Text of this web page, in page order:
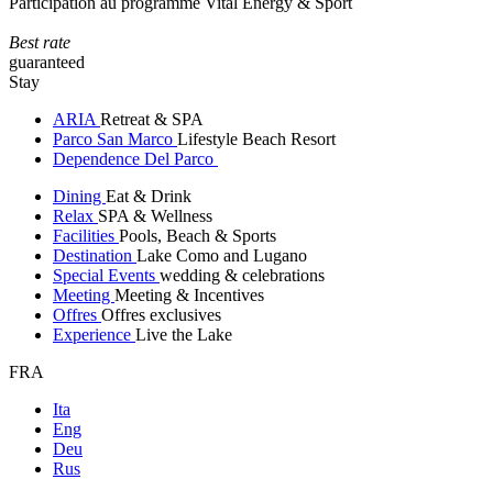
Best rate
guaranteed
Stay
ARIA Retreat & SPA
Parco San Marco Lifestyle Beach Resort
Dependence Del Parco
Dining Eat & Drink
Relax SPA & Wellness
Facilities Pools, Beach & Sports
Destination Lake Como and Lugano
Special Events wedding & celebrations
Meeting Meeting & Incentives
Offres Offres exclusives
Experience Live the Lake
FRA
Ita
Eng
Deu
Rus